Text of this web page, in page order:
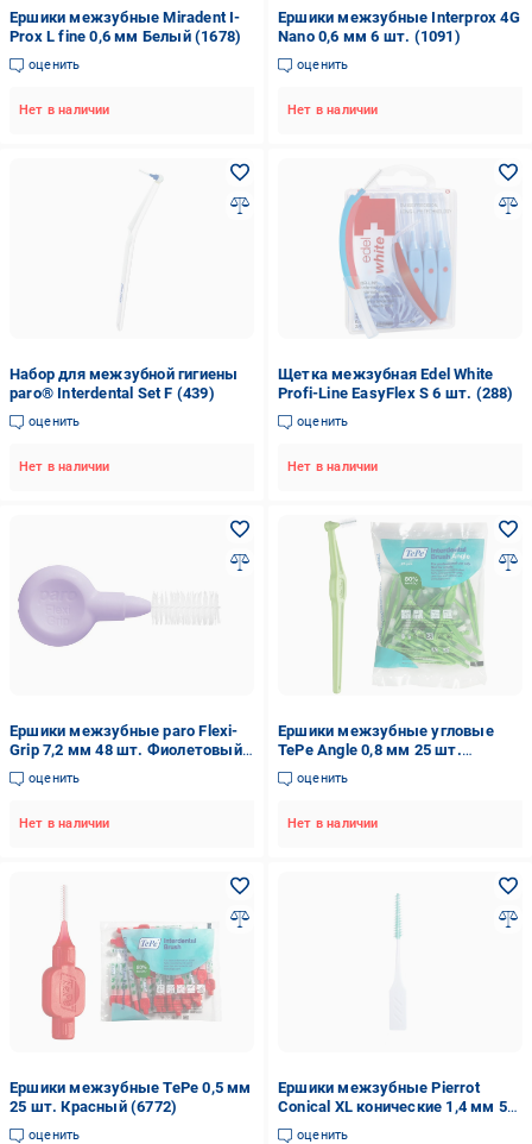
Ершики межзубные Miradent I-
Prox L fine 0,6 мм Белый (1678)
оценить
Нет в наличии
Ершики межзубные Interprox 4G
Nano 0,6 мм 6 шт. (1091)
оценить
Нет в наличии
Набор для межзубной гигиены
paro® Interdental Set F (439)
оценить
Нет в наличии
Щетка межзубная Edel White
Profi-Line EasyFlex S 6 шт. (288)
оценить
Нет в наличии
Ершики межзубные paro Flexi-
Grip 7,2 мм 48 шт. Фиолетовый
(1994)
оценить
Нет в наличии
Ершики межзубные угловые
TePe Angle 0,8 мм 25 шт.
Зеленый (107284)
оценить
Нет в наличии
Ершики межзубные TePe 0,5 мм
25 шт. Красный (6772)
оценить
Ершики межзубные Pierrot
Conical XL конические 1,4 мм 5
шт. (7134)
оценить